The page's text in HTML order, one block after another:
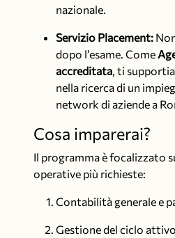
nazionale.
Servizio Placement:
dopo l’esame. Come
accreditata , ti
nella ricerca di un
network di aziende a
Cosa imparerai?
Il programma è focalizzato
operative più richieste:
Contabilità generale e
Gestione del ciclo attivo